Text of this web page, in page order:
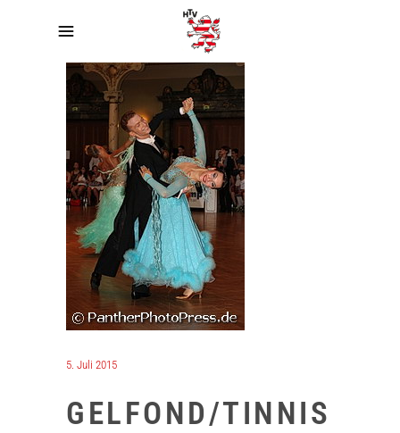
5. Juli 2015
GELFOND/TINNIS